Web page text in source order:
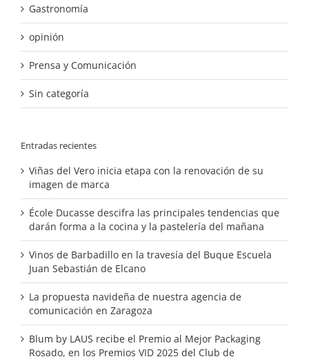
Gastronomía
opinión
Prensa y Comunicación
Sin categoría
Entradas recientes
Viñas del Vero inicia etapa con la renovación de su
imagen de marca
École Ducasse descifra las principales tendencias que
darán forma a la cocina y la pastelería del mañana
Vinos de Barbadillo en la travesía del Buque Escuela
Juan Sebastián de Elcano
La propuesta navideña de nuestra agencia de
comunicación en Zaragoza
Blum by LAUS recibe el Premio al Mejor Packaging
Rosado, en los Premios VID 2025 del Club de